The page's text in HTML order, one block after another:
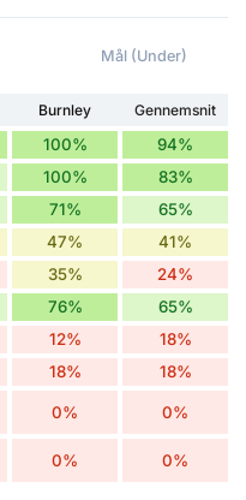
Mål (Under)
Burnley
Gennemsnit
100% 94%
100% 83%
71% 65%
47% 41%
35% 24%
76% 65%
12% 18%
18% 18%
0% 0%
0% 0%